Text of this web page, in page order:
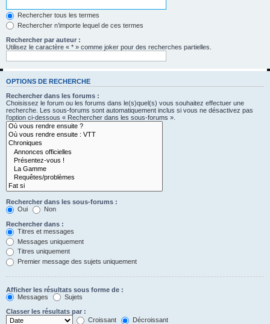
Rechercher tous les termes
Rechercher n’importe lequel de ces termes
Rechercher par auteur :
Utilisez le caractère « * » comme joker pour des recherches partielles.
OPTIONS DE RECHERCHE
Rechercher dans les forums :
Choisissez le forum ou les forums dans le(s)quel(s) vous souhaitez effectuer une
recherche. Les sous-forums sont automatiquement inclus si vous ne désactivez pas
l’option ci-dessous « Rechercher dans les sous-forums ».
Rechercher dans les sous-forums :
Oui
Non
Rechercher dans :
Titres et messages
Messages uniquement
Titres uniquement
Premier message des sujets uniquement
Afficher les résultats sous forme de :
Messages
Sujets
Classer les résultats par :
Croissant
Décroissant